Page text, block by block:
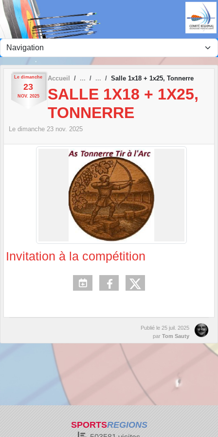
Le dimanche
23
NOV. 2025
Accueil Salle 1x18 + 1x25, Tonnerre
SALLE 1X18 + 1X25,
TONNERRE
Le dimanche 23 nov. 2025
Invitation à la compétition
Publié le 25 juil. 2025
par Tom Sauty
SPORTSREGIONS
Panneau de gestion des cookies